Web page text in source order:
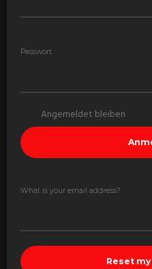
Passwort
Angemeldet bleiben
What is your email address?